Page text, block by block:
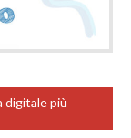
digitale più